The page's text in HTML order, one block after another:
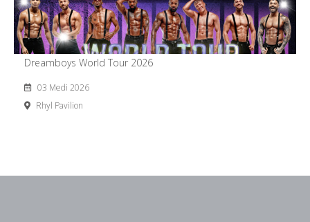
Dreamboys World Tour 2026
03 Medi 2026
Rhyl Pavilion